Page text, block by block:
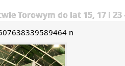
Torowym do lat 15, 17 i 23
n